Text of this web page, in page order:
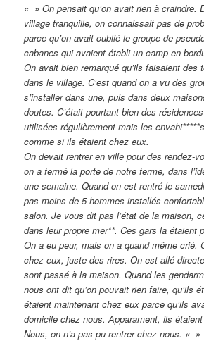
« » On pensait qu’on avait rien à craindre.
village tranquille, on connaissait pas de
parce qu’on avait oublié le groupe de
cabanes qui avaient établi un camp en
On avait bien remarqué qu’ils faisaient des
dans le village. C’est quand on a vu des
s’installer dans une, puis dans deux
doutes. C’était pourtant bien des
utilisées régulièrement mais les
comme si ils étaient chez eux.
On devait rentrer en ville pour des rendez-
on a fermé la porte de notre ferme, dans
une semaine. Quand on est rentré le
pas moins de 5 hommes installés
salon. Je vous dit pas l’état de la maison,
dans leur propre mer**. Ces gars la étaient
On a eu peur, mais on a quand même crié.
chez eux, juste des rires. On est allé
sont passé à la maison. Quand les
nous ont dit qu’on pouvait rien faire, qu’ils
étaient maintenant chez eux parce qu’ils
domicile chez nous. Apparament, ils
Nous, on n’a pas pu rentrer chez nous. « »